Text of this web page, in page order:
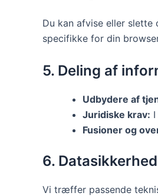
Du kan afvise eller
specifikke for din
5. Deling af
Udbydere af
Juridiske krav:
Fusioner og
6. Datasikkerhed
Vi træffer passende